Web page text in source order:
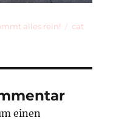
alles rein! cat
einen